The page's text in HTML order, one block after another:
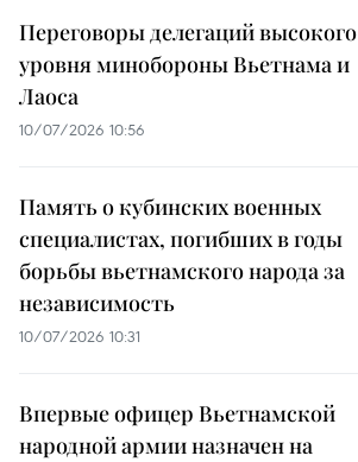
Переговоры делегаций высокого
уровня минобороны Вьетнама и
Лаоса
10/07/2026 10:56
Память о кубинских военных
специалистах, погибших в годы
борьбы вьетнамского народа за
независимость
10/07/2026 10:31
Впервые офицер Вьетнамской
народной армии назначен на